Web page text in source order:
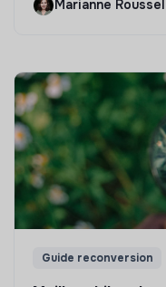
Marianne Roussel
Guide reconversion